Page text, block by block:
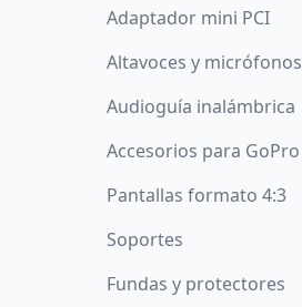
Adaptador mini PCI
Altavoces y micrófonos
Audioguía inalámbrica
Accesorios para GoPro
Pantallas formato 4:3
Soportes
Fundas y protectores